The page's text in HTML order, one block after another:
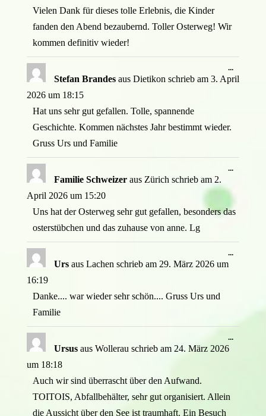
Vielen Dank für dieses tolle Erlebnis, die Kinder
fanden den Abend bezaubernd. Toller Osterweg! Wir
kommen definitiv wieder!
Stefan Brandes aus Dietikon schrieb am3. April
2026 um 18:15
Hat uns sehr gut gefallen. Tolle, spannende
Geschichte. Kommen nächstes Jahr bestimmt wieder.
Gruss Urs und Familie
...
Metabox
Familie Schweizer aus Zürich schrieb am2.
April 2026 um 15:20
Uns hat der Osterweg sehr gut gefallen, besonders das
osterstübchen und das zuhause von anne. Lg
...
Urs aus Lachen schrieb am29. März 2026 um
16:19
Danke.... war wieder sehr schön.... Gruss Urs und
Familie
...
Ursus aus Wollerau schrieb am24. März 2026
um 18:18
Auch wir sind überrascht über den Aufwand.
TOITOIS, Abfallbehälter, sehr gut organisiert. Allein
die Aussicht über den See ist traumhaft. Ein Besuch
...